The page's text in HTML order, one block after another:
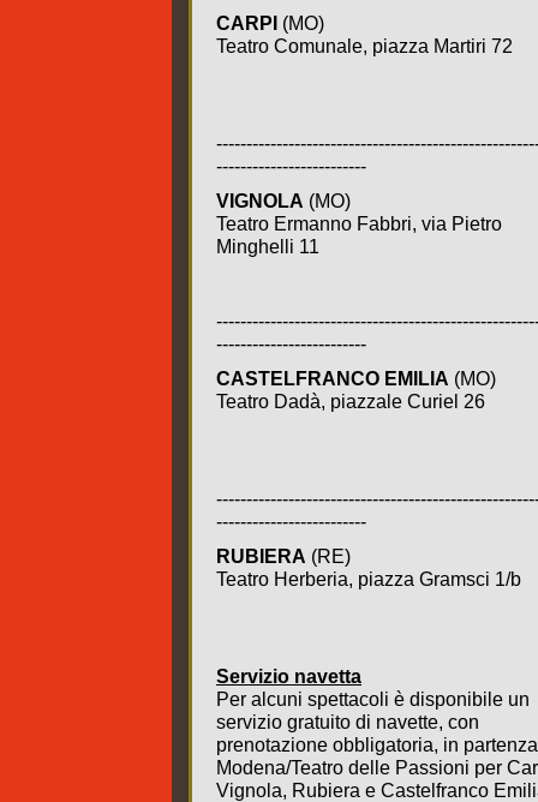
CARPI (MO)
Teatro Comunale, piazza Martiri 72
-------------------------
VIGNOLA (MO)
Teatro Ermanno Fabbri, via Pietro
Minghelli 11
-------------------------
CASTELFRANCO EMILIA (MO)
Teatro Dadà, piazzale Curiel 26
-------------------------
RUBIERA (RE)
Teatro Herberia, piazza Gramsci 1/b
Servizio navetta
Per alcuni spettacoli è disponibile un
servizio gratuito di navette, con
prenotazione obbligatoria, in
Modena/Teatro delle Passioni per
Vignola, Rubiera e Castelfranco